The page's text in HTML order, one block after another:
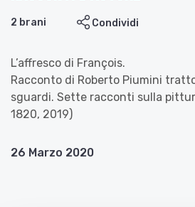
2 brani Condividi
L’affresco di François.
Racconto di Roberto Piumini
sguardi. Sette racconti sulla
1820, 2019)
26 Marzo 2020